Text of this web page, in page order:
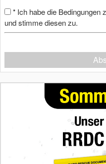
* Ich habe die Bedingungen
und stimme diesen zu.